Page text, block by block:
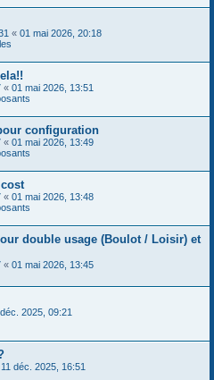
« 01 mai 2026, 20:18
« 01 mai 2026, 13:51
configuration
« 01 mai 2026, 13:49
« 01 mai 2026, 13:48
double usage (Boulot / Loisir) et
« 01 mai 2026, 13:45
2025, 09:21
11 déc. 2025, 16:51